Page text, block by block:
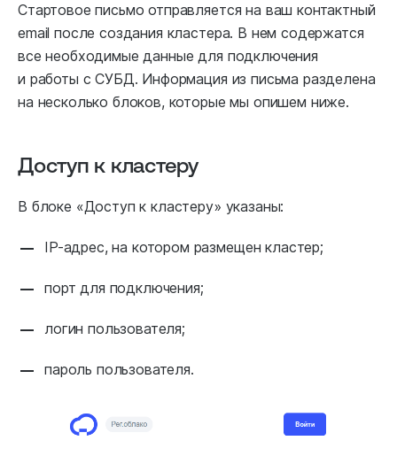
Стартовое письмо отправляется на ваш контактный
email после создания кластера. В нем содержатся
все необходимые данные для подключения
и работы с СУБД. Информация из письма разделена
на несколько блоков, которые мы опишем ниже.
Доступ к кластеру
В блоке «Доступ к кластеру» указаны:
IP-адрес, на котором размещен кластер;
порт для подключения;
логин пользователя;
пароль пользователя.